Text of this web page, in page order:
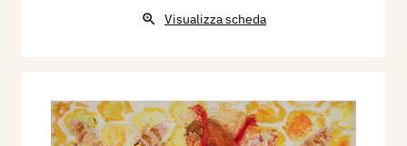
Visualizza scheda